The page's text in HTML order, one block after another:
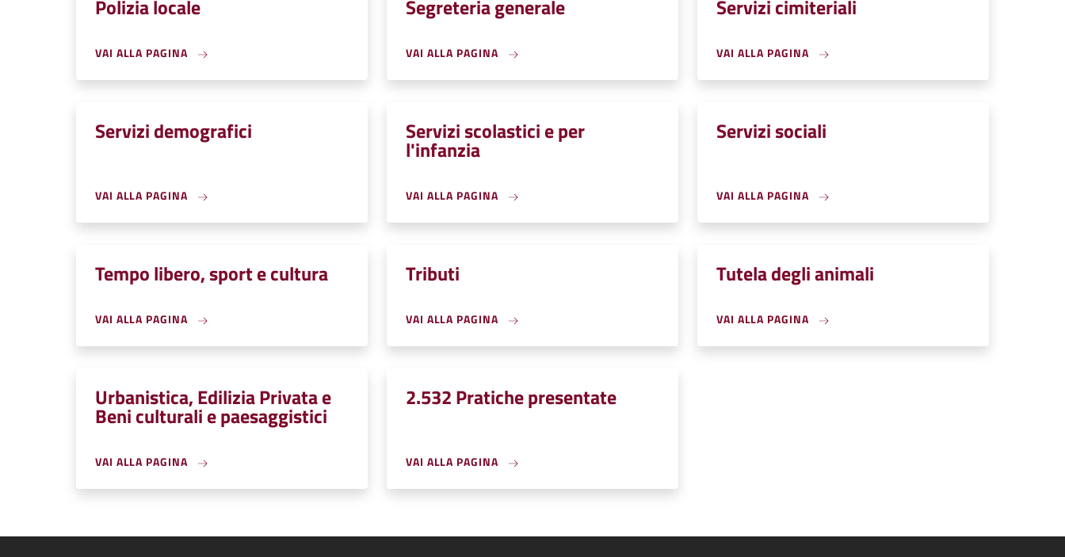
Polizia locale
VAI ALLA PAGINA
Segreteria generale
VAI ALLA PAGINA
Servizi cimiteriali
VAI ALLA PAGINA
Servizi demografici
VAI ALLA PAGINA
Servizi scolastici e per
l'infanzia
VAI ALLA PAGINA
Servizi sociali
VAI ALLA PAGINA
Tempo libero, sport e cultura
VAI ALLA PAGINA
Tributi
VAI ALLA PAGINA
Tutela degli animali
VAI ALLA PAGINA
Urbanistica, Edilizia Privata e
Beni culturali e paesaggistici
VAI ALLA PAGINA
2.532 Pratiche presentate
VAI ALLA PAGINA